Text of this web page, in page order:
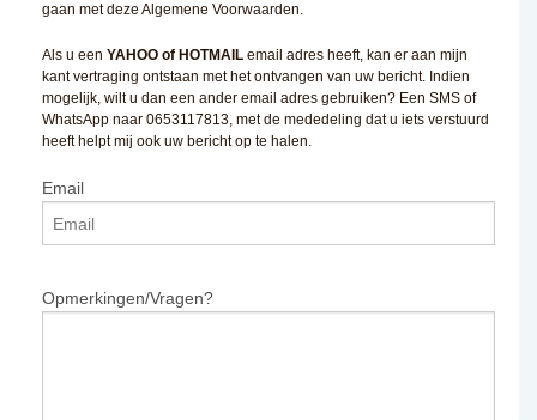
gaan met deze Algemene Voorwaarden.
Als u een YAHOO of HOTMAIL email adres heeft, kan er aan mijn
kant vertraging ontstaan met het ontvangen van uw bericht. Indien
mogelijk, wilt u dan een ander email adres gebruiken? Een SMS of
WhatsApp naar 0653117813, met de mededeling dat u iets verstuurd
heeft helpt mij ook uw bericht op te halen.
Email
Opmerkingen/Vragen?